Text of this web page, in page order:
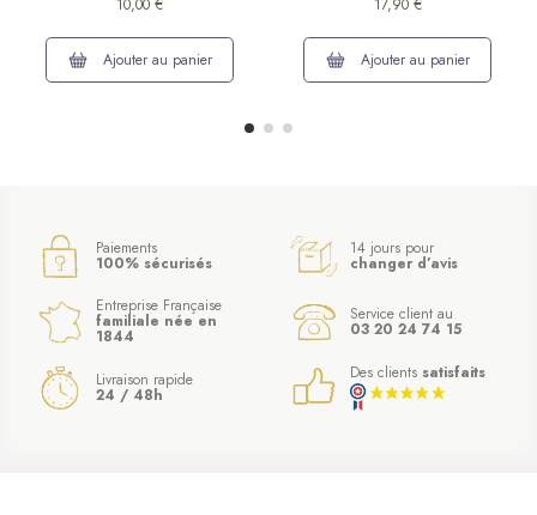
10,00 €
Ajouter au panier
17,90 €
Ajouter au panier
Paiements
100% sécurisés
14 jours pour
changer d’avis
Entreprise Française
familiale née en
1844
Service client au
03 20 24 74 15
Livraison rapide
24 / 48h
Des clients satisfaits